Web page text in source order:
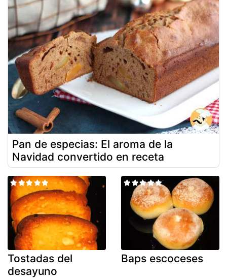
Pan de especias: El aroma de la
Navidad convertido en receta
Tostadas del
desayuno
Baps escoceses